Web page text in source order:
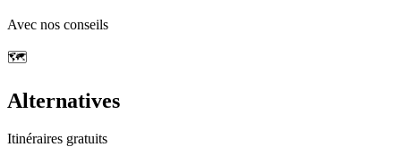
Avec nos conseils
🗺️
Alternatives
Itinéraires gratuits